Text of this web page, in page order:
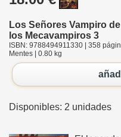
Los Señores Vampiro
los Mecavampiros 3
ISBN: 9788494911330 | 358
Mentes | 0.80 kg
Disponibles: 2 unidades